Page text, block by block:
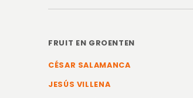
FRUIT EN GROENTEN
CÉSAR SALAMANCA
JESÚS VILLENA